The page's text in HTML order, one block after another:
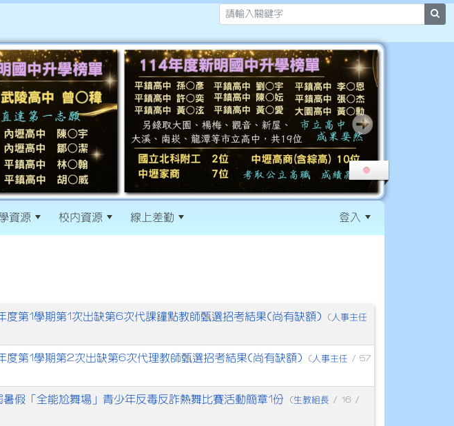
資源 校內資源 線上差勤 登入
度第1學期第1次出缺第6次代課鐘點教師甄選招考結果(尚有缺額) ( 人事主任
度第1學期第2次出缺第6次代理教師甄選招考結果(尚有缺額) ( 人事主任 / 57
假「全能尬舞場」青少年反毒反詐熱舞比賽活動簡章1份 (生教組長 / 16 /